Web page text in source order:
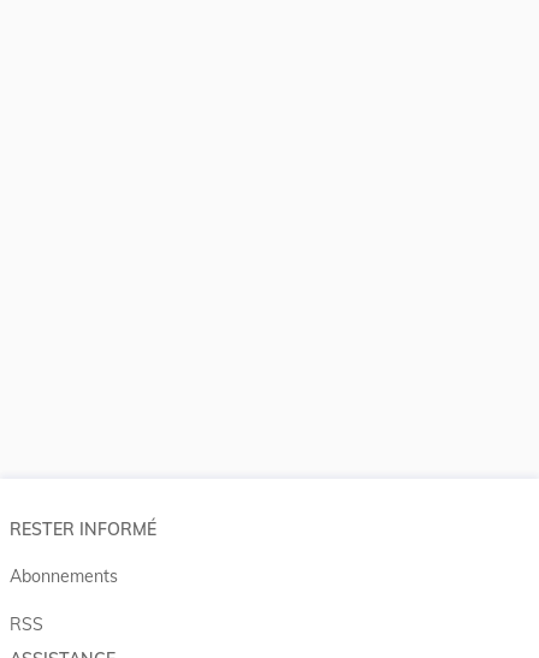
RESTER INFORMÉ
Abonnements
RSS